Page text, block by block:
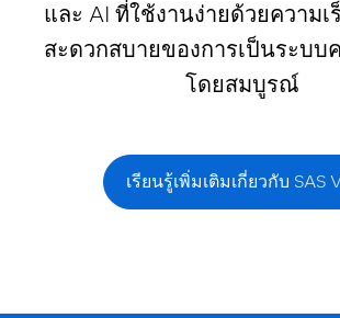
และ AI ที่ใช้งานง่ายด้วยความเ
สะดวกสบายของการเป็นระบบ
โดยสมบูรณ์
เรียนรู้เพิ่มเติมเกี่ยวกับ SAS